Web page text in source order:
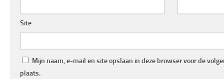
Site
Mijn naam, e-mail en site opslaan in deze browser voor de
plaats.